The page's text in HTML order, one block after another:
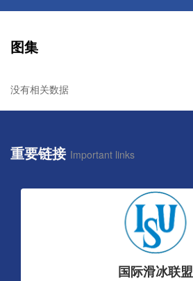
图集
没有相关数据
重要链接 Important links
国际滑冰联盟